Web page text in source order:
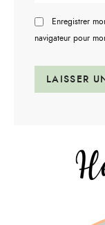
Enregistrer
navigateur pour